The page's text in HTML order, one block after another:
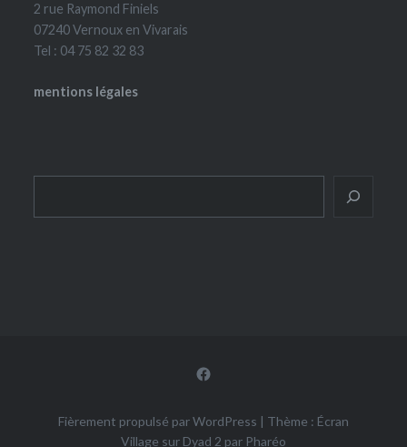
2 rue Raymond Finiels
07240 Vernoux en Vivarais
Tel : 04 75 82 32 83
mentions légales
Facebook
Fièrement propulsé par WordPress | Thème : Écran
Village sur Dyad 2 par Pharéo